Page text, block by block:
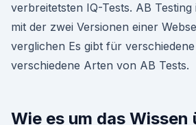
verbreitetsten IQ-Tests. AB
mit der zwei Versionen einer
verglichen Es gibt für
verschiedene Arten von AB Tests.
Wie es um das Wissen